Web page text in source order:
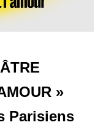
»
Parisiens